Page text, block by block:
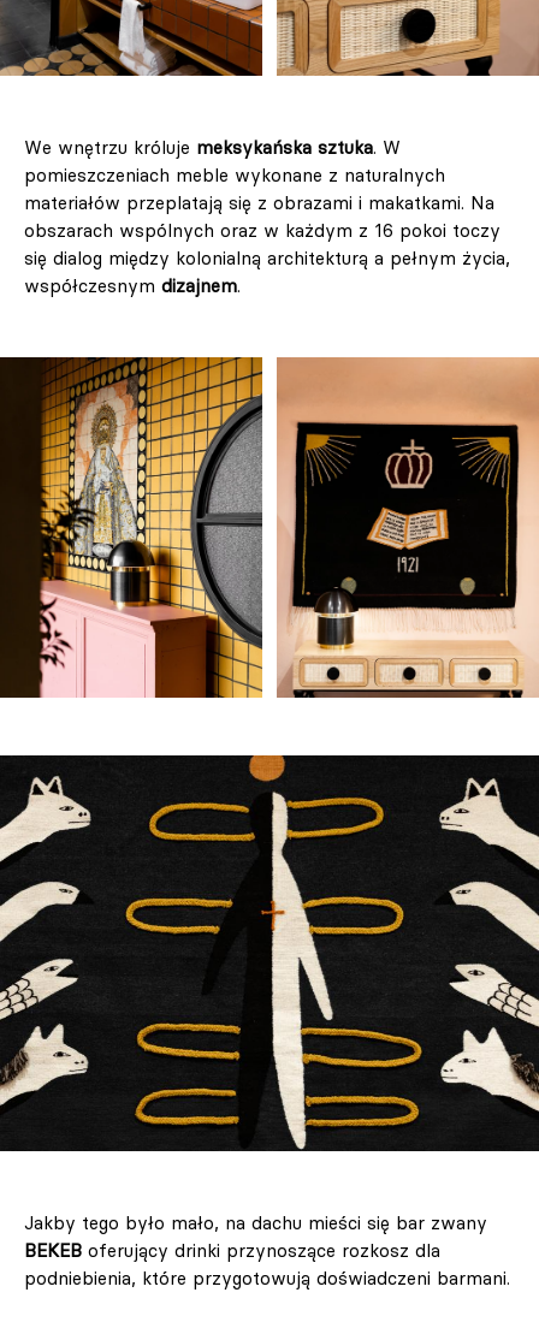
We wnętrzu króluje meksykańska sztuka. W
pomieszczeniach meble wykonane z naturalnych
materiałów przeplatają się z obrazami i makatkami. Na
obszarach wspólnych oraz w każdym z 16 pokoi toczy
się dialog między kolonialną architekturą a pełnym życia,
współczesnym dizajnem.
Jakby tego było mało, na dachu mieści się bar zwany
BEKEB oferujący drinki przynoszące rozkosz dla
podniebienia, które przygotowują doświadczeni barmani.